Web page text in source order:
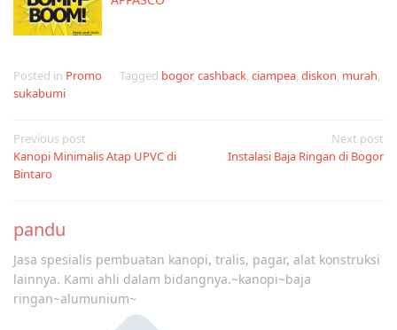
Posted in Promo Tagged bogor, cashback, ciampea, diskon, murah,
sukabumi
Post
navigation
Previous post
Kanopi Minimalis Atap UPVC di
Bintaro
Next post
Instalasi Baja Ringan di Bogor
pandu
Jasa spesialis pembuatan kanopi, tralis, pagar, alat konstruksi
lainnya. Kami ahli dalam bidangnya.~kanopi~baja
ringan~alumunium~